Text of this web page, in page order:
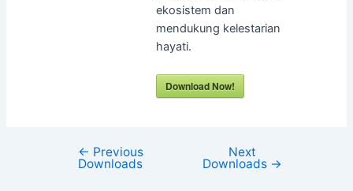
ekosistem dan
mendukung kelestarian
hayati.
Download Now!
← Previous
Downloads
Next
Downloads →